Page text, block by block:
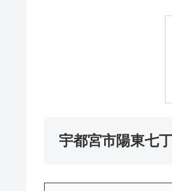
宇都宮市陽東七